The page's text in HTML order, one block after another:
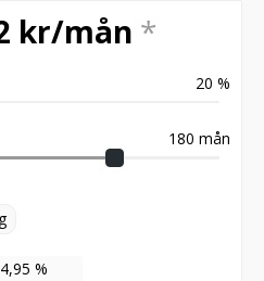
TONING/FOLIERING !
ER FINA BIL !
kr/mån *
20 %
180 mån
4,95 %